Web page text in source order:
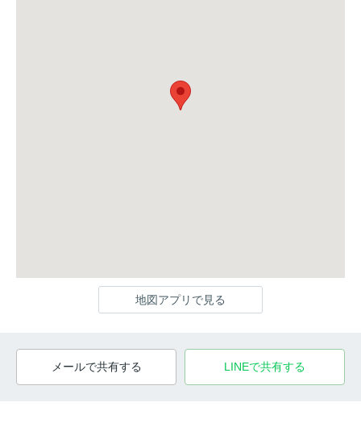
地図アプリで見る
メールで共有する LINEで共有する